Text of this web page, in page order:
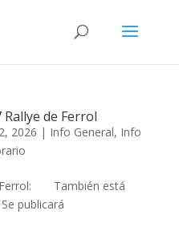
de Ferrol
2026 | Info General, Info
Ferrol: También está
publicará